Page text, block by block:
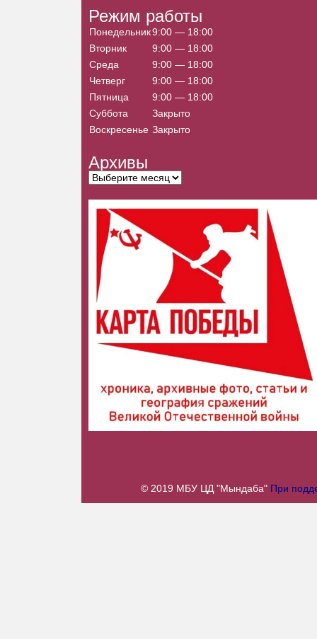
с
к
п
о
с
а
й
Режим работы
Понедельник9:00 — 18:00
Вторник
9:00 — 18:00
Среда
9:00 — 18:00
Четверг
9:00 — 18:00
Пятница
9:00 — 18:00
Суббота
Закрыто
Воскресенье Закрыто
Архивы
© 2019 МБУ ЦД "Мындаба" При